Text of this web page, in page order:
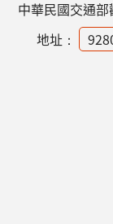
中華民國交通
地址：